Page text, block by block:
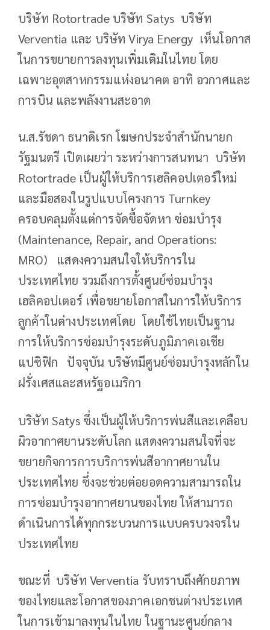
บริษัท Rotortrade บริษัท Satys บริษัท
Verventia และ บริษัท Virya Energy เห็นโอกาส
ในการขยายการลงทุนเพิ่มเติมในไทย โดย
เฉพาะอุตสาหกรรมแห่งอนาคต อาทิ อวกาศและ
การบิน และพลังงานสะอาด
น.ส.รัชดา ธนาดิเรก โฆษกประจำสำนักนายก
รัฐมนตรี เปิดเผยว่า ระหว่างการสนทนา บริษัท
Rotortrade เป็นผู้ให้บริการเฮลิคอปเตอร์ใหม่
และมือสองในรูปแบบโครงการ Turnkey
ครอบคลุมตั้งแต่การจัดซื้อจัดหา ซ่อมบำรุง
(Maintenance, Repair, and Operations:
MRO) แสดงความสนใจให้บริการใน
ประเทศไทย รวมถึงการตั้งศูนย์ซ่อมบำรุง
เฮลิคอปเตอร์ เพื่อขยายโอกาสในการให้บริการ
ลูกค้าในต่างประเทศโดย โดยใช้ไทยเป็นฐาน
การให้บริการซ่อมบำรุงระดับภูมิภาคเอเชีย
แปซิฟิก ปัจจุบัน บริษัทมีศูนย์ซ่อมบำรุงหลักใน
ฝรั่งเศสและสหรัฐอเมริกา
บริษัท Satys ซึ่งเป็นผู้ให้บริการพ่นสีและเคลือบ
ผิวอากาศยานระดับโลก แสดงความสนใจที่จะ
ขยายกิจการการบริการพ่นสีอากาศยานใน
ประเทศไทย ซึ่งจะช่วยต่อยอดความสามารถใน
การซ่อมบำรุงอากาศยานของไทย ให้สามารถ
ดำเนินการได้ทุกกระบวนการแบบครบวงจรใน
ประเทศไทย
ขณะที่ บริษัท Verventia รับทราบถึงศักยภาพ
ของไทยและโอกาสของภาคเอกชนต่างประเทศ
ในการเข้ามาลงทุนในไทย ในฐานะศูนย์กลาง